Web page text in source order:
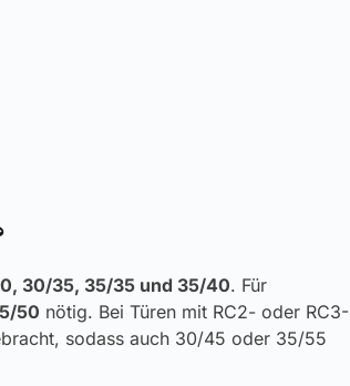
30/35, 35/35 und 35/40. Für
50 nötig. Bei Türen mit RC2- oder RC3-
sodass auch 30/45 oder 35/55